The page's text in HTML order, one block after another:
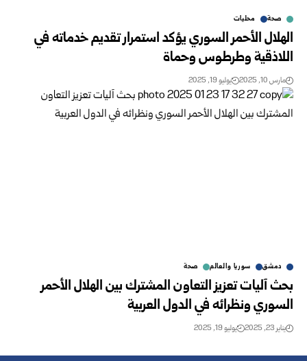
صحة محليات
الهلال الأحمر السوري يؤكد استمرار تقديم خدماته في
اللاذقية وطرطوس وحماة
مارس 10, 2025 يوليو 19, 2025
دمشق سوريا والعالم صحة
بحث آليات تعزيز التعاون المشترك بين الهلال الأحمر
السوري ونظرائه في الدول العربية
يناير 23, 2025 يوليو 19, 2025